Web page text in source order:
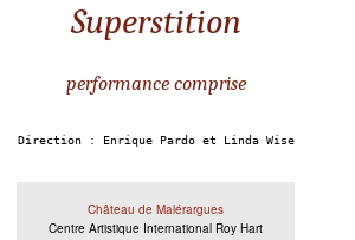
Superstition
performance comprise
Direction : Enrique Pardo et Linda Wise
Château de Malérargues
Centre Artistique International Roy Hart